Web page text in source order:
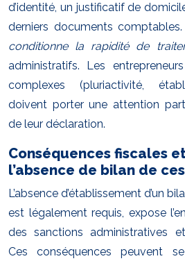
d’identité, un justificatif de
derniers documents comptables.
conditionne la rapidité de
administratifs. Les
complexes (pluriactivité,
doivent porter une attention
de leur déclaration.
Conséquences fiscales
l’absence de bilan de
L’absence d’établissement d’un
est légalement requis, expose
des sanctions administratives
Ces conséquences peuvent